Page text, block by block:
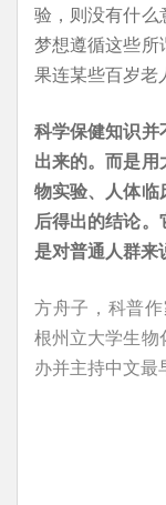
验，则没有什么
梦想遵循这些所
果连某些百岁老
科学保健知识并
出来的。而是
物实验、人体临
后得出的结论
是对普通人群来
方舟子，科普
根州立大学生物
办并主持中文最